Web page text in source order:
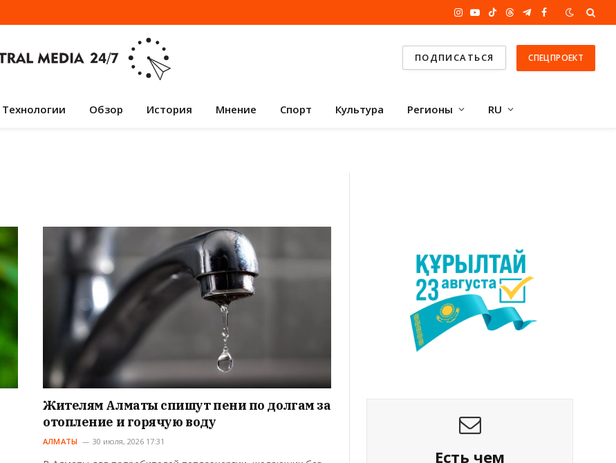
Instagram
YouTube
TikTokThreadsTelegram
Facebook
ПОДПИСАТЬСЯ СПЕЦПРОЕКТ
Технологии Обзор История Мнение Спорт Культура Регионы RU
Жителям Алматы спишут пени по долгам за
отопление и горячую воду
АЛМАТЫ 30 июля, 2026 17:31
Есть чем